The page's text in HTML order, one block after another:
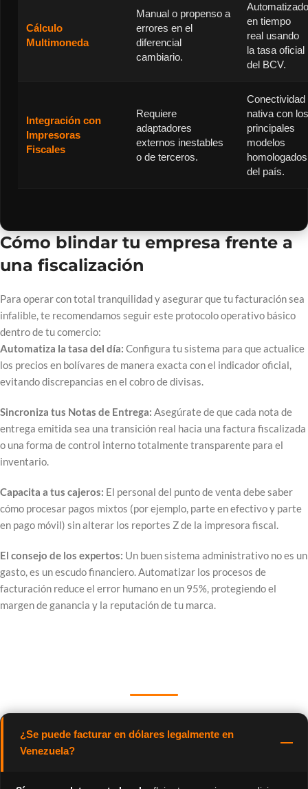
Cálculo
Multimoneda
Manual o propenso a
errores en el
diferencial
cambiario.
Automatizado
en tiempo
real usando
la tasa oficial
del BCV.
Integración con
Impresoras
Fiscales
Requiere
adaptadores
externos inestables
o de terceros.
Conectividad
nativa con los
principales
modelos
homologados
del país.
Cómo blindar tu empresa frente a
una fiscalización
Para operar con total tranquilidad y asegurar que tu facturación sea
infalible, te recomendamos seguir este protocolo operativo básico
dentro de tu comercio:
Automatiza la tasa del día: Configura tu sistema para que actualice
los precios en bolívares de manera exacta con el indicador oficial,
evitando discrepancias en el cobro de divisas.
Sincroniza tus Notas de Entrega: Asegúrate de que cada nota de
entrega emitida sea una transición real hacia una factura fiscalizada
o una forma de control interno totalmente transparente para el
inventario.
Capacita a tus cajeros: El personal del punto de venta debe saber
cómo procesar pagos mixtos (por ejemplo, parte en efectivo y parte
en pago móvil) sin alterar los reportes Z de la impresora fiscal.
El consejo de los expertos: Un buen sistema administrativo no es un
gasto, es un escudo financiero. Automatizar los procesos de
facturación reduce el error humano en un 95%, protegiendo el
margen de ganancia y la reputación de tu marca.
¿Se puede facturar en dólares legalmente en
Venezuela?